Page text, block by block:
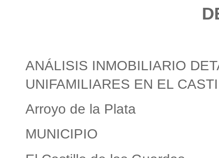
ANÁLISIS INMOBILIARIO
UNIFAMILIARES EN EL
Arroyo de la Plata
MUNICIPIO